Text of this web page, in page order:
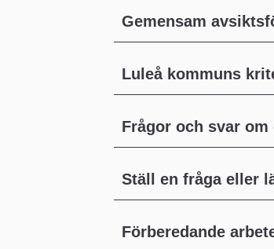
Gemensam
Luleå kommuns
Frågor och svar
Ställ en fråga eller
Förberedande